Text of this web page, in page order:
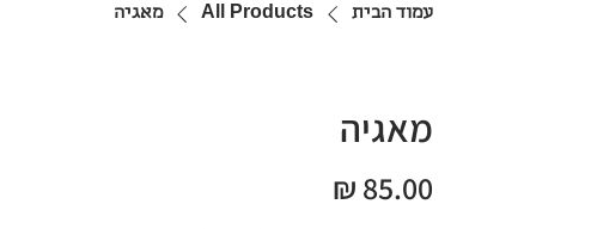
עמוד הבית All Products מאגיה
מאגיה